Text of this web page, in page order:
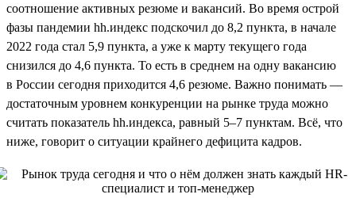
соотношение активных резюме и вакансий. Во время острой
фазы пандемии hh.индекс подскочил до 8,2 пункта, в начале
2022 года стал 5,9 пункта, а уже к марту текущего года
снизился до 4,6 пункта. То есть в среднем на одну вакансию
в России сегодня приходится 4,6 резюме. Важно понимать —
достаточным уровнем конкуренции на рынке труда можно
считать показатель hh.индекса, равный 5–7 пунктам. Всё, что
ниже, говорит о ситуации крайнего дефицита кадров.